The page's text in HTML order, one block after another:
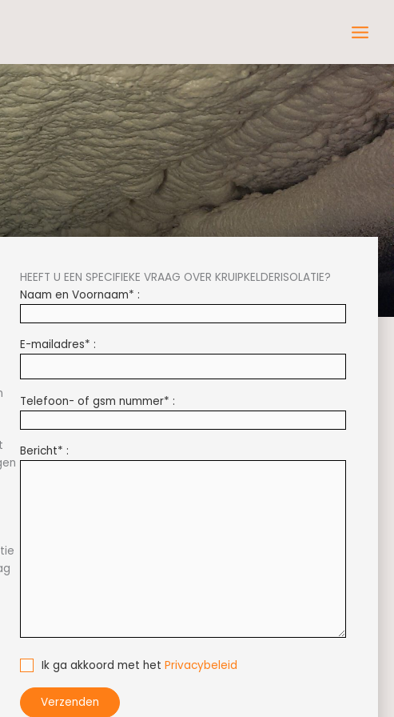
HEEFT U EEN SPECIFIEKE VRAAG OVER KRUIPKELDERISOLATIE?
Naam en Voornaam* :
E-mailadres* :
Telefoon- of gsm nummer* :
Bericht* :
Ik ga akkoord met het Privacybeleid